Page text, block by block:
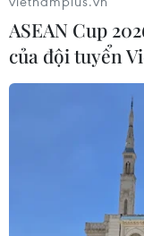
Quan hệ Việt
được củng cố
Thông tấn xã Việt
Tuyên bố chung
chính thức của
ASEAN Cup
của đội tuyển